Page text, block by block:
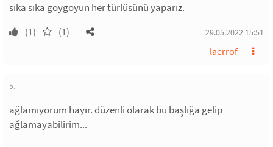
sıka sıka goygoyun her türlüsünü yaparız.
(1) (1) 29.05.2022 15:51
laerrof
5.
ağlamıyorum hayır. düzenli olarak bu başlığa gelip
ağlamayabilirim...